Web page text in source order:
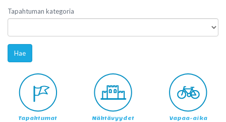
Tapahtuman kategoria
Hae
Tapahtumat Nähtävyydet Vapaa-aika